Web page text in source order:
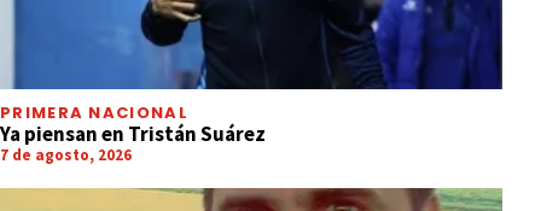
PRIMERA NACIONAL
Ya piensan en Tristán Suárez
7 de agosto, 2026